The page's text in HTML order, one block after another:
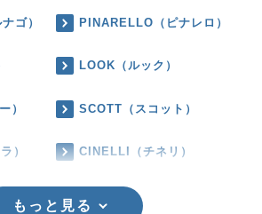
ゴ） PINARELLO（ピナレロ）
LOOK（ルック）
） SCOTT（スコット）
） CINELLI（チネリ）
もっと見る